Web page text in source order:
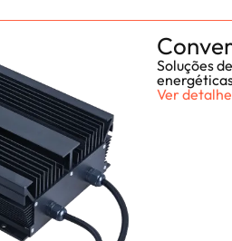
Soluções
Ver